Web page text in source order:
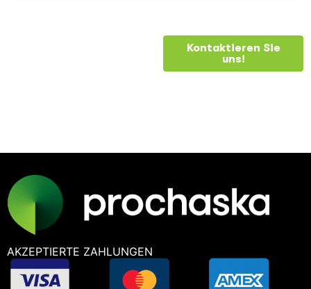
Kontaktieren Sie
uns!
AKZEPTIERTE ZAHLUNGEN